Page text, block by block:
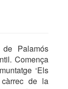
Palamós
Comença
‘Els
de la